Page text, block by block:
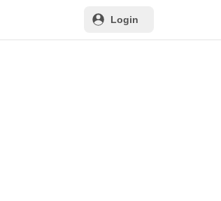
Login